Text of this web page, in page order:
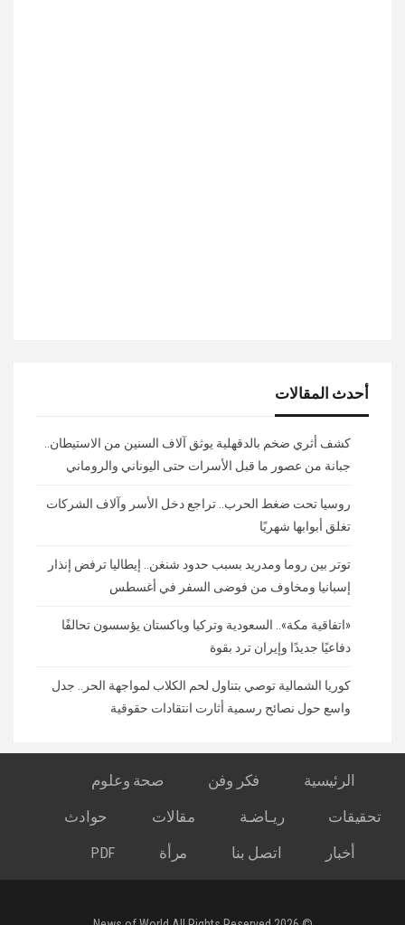
أحدث المقالات
كشف أثري ضخم بالدقهلية يوثق آلاف السنين من الاستيطان..
جبانة من عصور ما قبل الأسرات حتى اليوناني والروماني
روسيا تحت ضغط الحرب.. تراجع دخل الأسر وآلاف الشركات
تغلق أبوابها شهريًا
توتر بين روما ومدريد بسبب حدود شنغن.. إيطاليا ترفض إنذار
إسبانيا ومخاوف من فوضى السفر في أغسطس
«اتفاقية مكة».. السعودية وتركيا وباكستان يؤسسون تحالفًا
دفاعيًا جديدًا وإيران ترد بقوة
كوريا الشمالية توصي بتناول لحم الكلاب لمواجهة الحر.. جدل
واسع حول نصائح رسمية أثارت انتقادات حقوقية
الرئيسية فكر وفن
صحة وعلوم
تحقيقات
ريـاضـة مقالات
حوادث
أخبار
اتصل بنا مرأة PDF